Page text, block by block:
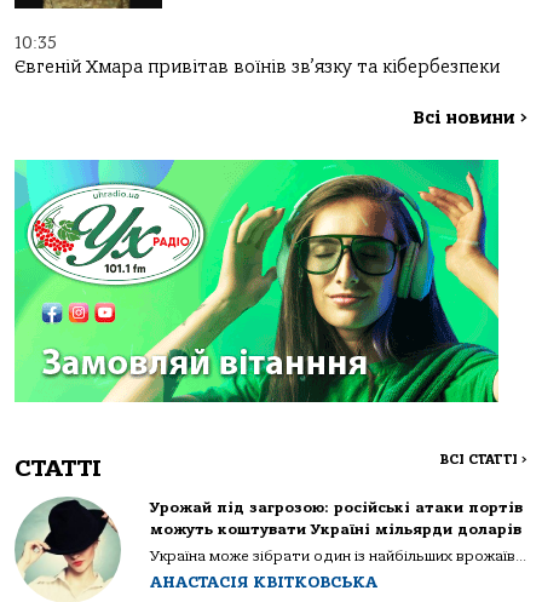
10:35
Євгеній Хмара привітав воїнів зв’язку та кібербезпеки
Всі новини >
СТАТТІ ВСІ СТАТТІ >
Урожай під загрозою: російські атаки портів
можуть коштувати Україні мільярди доларів
Україна може зібрати один із найбільших врожаїв...
АНАСТАСІЯ КВІТКОВСЬКА